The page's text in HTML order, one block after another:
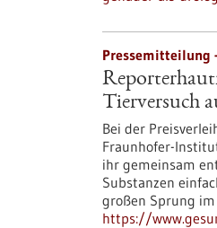
Pressemitteilung
Tierversuch
Bei der
Fraunhofer-
ihr gemeinsam
Substanzen
großen Sprung
https://